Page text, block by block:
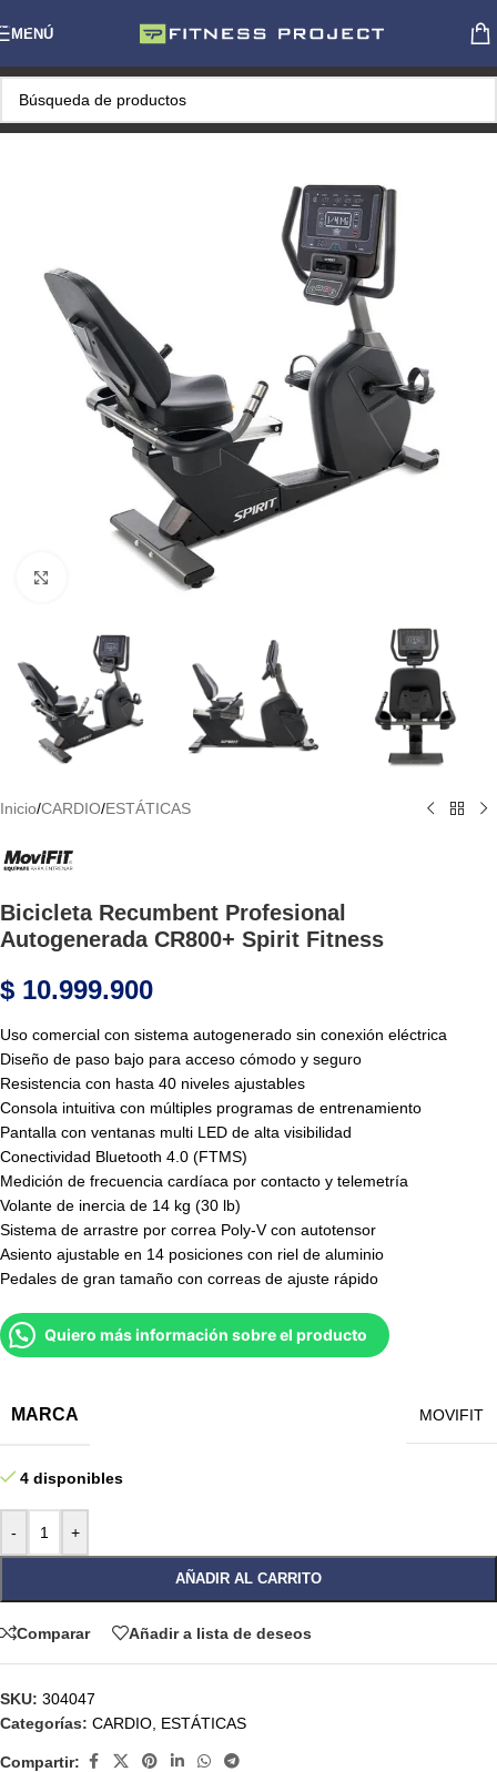
Skip to navigation
Skip to main content
MENÚ
Haga Click para agrandar
Inicio/CARDIO/ESTÁTICAS
Bicicleta Recumbent Profesional
Autogenerada CR800+ Spirit Fitness
$ 10.999.900
Uso comercial con sistema autogenerado sin conexión eléctrica
Diseño de paso bajo para acceso cómodo y seguro
Resistencia con hasta 40 niveles ajustables
Consola intuitiva con múltiples programas de entrenamiento
Pantalla con ventanas multi LED de alta visibilidad
Conectividad Bluetooth 4.0 (FTMS)
Medición de frecuencia cardíaca por contacto y telemetría
Volante de inercia de 14 kg (30 lb)
Sistema de arrastre por correa Poly-V con autotensor
Asiento ajustable en 14 posiciones con riel de aluminio
Pedales de gran tamaño con correas de ajuste rápido
Quiero más información sobre el producto
MARCA MOVIFIT
4 disponibles
- +
AÑADIR AL CARRITO
Comparar Añadir a lista de deseos
SKU: 304047
Categorías: CARDIO, ESTÁTICAS
Compartir: